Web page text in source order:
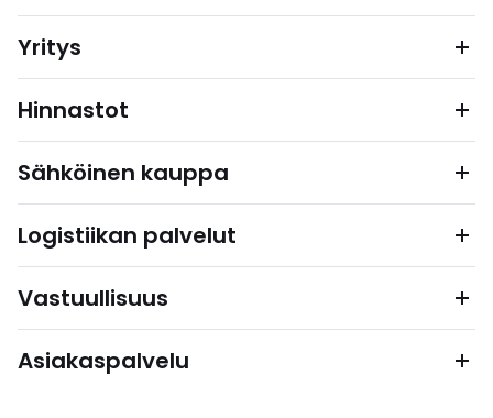
Yritys
Hinnastot
Sähköinen kauppa
Logistiikan palvelut
Vastuullisuus
Asiakaspalvelu